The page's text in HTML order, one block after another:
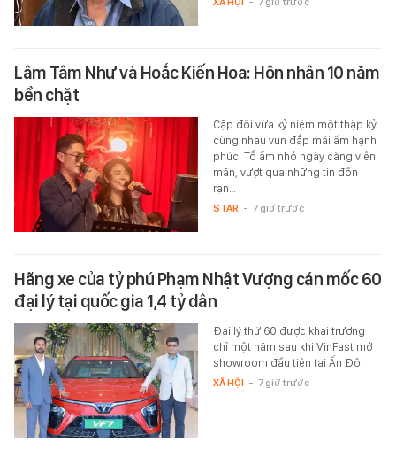
Lâm Tâm Như và Hoắc Kiến Hoa: Hôn nhân 10 năm
bền chặt
Cặp đôi vừa kỷ niệm một thập kỷ
cùng nhau vun đắp mái ấm hạnh
phúc. Tổ ấm nhỏ ngày càng viên
mãn, vượt qua những tin đồn
rạn…
STAR - 7 giờ trước
Hãng xe của tỷ phú Phạm Nhật Vượng cán mốc 60
đại lý tại quốc gia 1,4 tỷ dân
Đại lý thứ 60 được khai trương
chỉ một năm sau khi VinFast mở
showroom đầu tiên tại Ấn Độ.
XÃ HỘI - 7 giờ trước